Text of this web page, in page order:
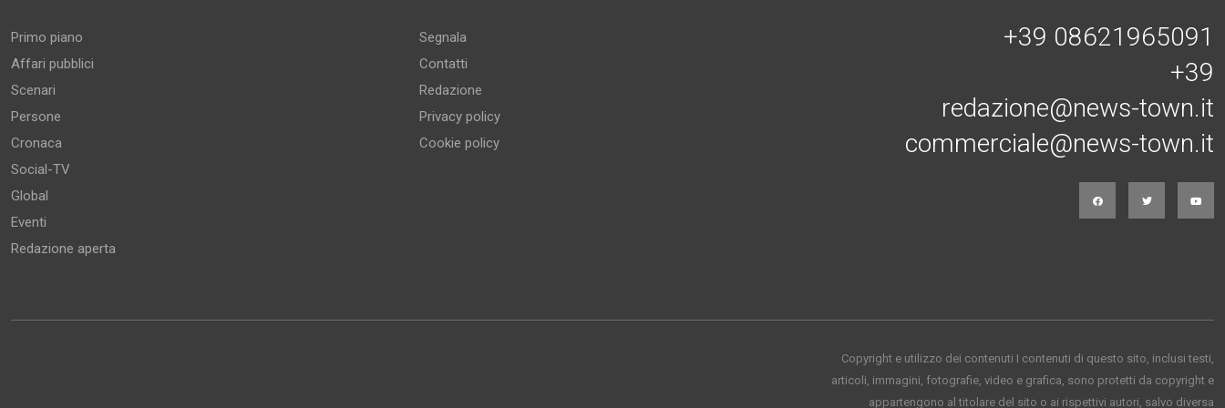
Primo piano
Affari pubblici
Scenari
Persone
Cronaca
Social-TV
Global
Eventi
Redazione aperta
Segnala
Contatti
Redazione
Privacy policy
Cookie policy
+39 08621965091
+39
redazione@news-town.it
commerciale@news-town.it
Copyright e utilizzo dei contenuti I contenuti di questo sito, inclusi testi,
articoli, immagini, fotografie, video e grafica, sono protetti da copyright e
appartengono al titolare del sito o ai rispettivi autori, salvo diversa